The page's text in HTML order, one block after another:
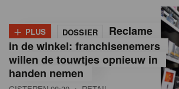
+ PLUS DOSSIER
Reclame
in de winkel: franchisenemers
willen de touwtjes opnieuw in
handen nemen